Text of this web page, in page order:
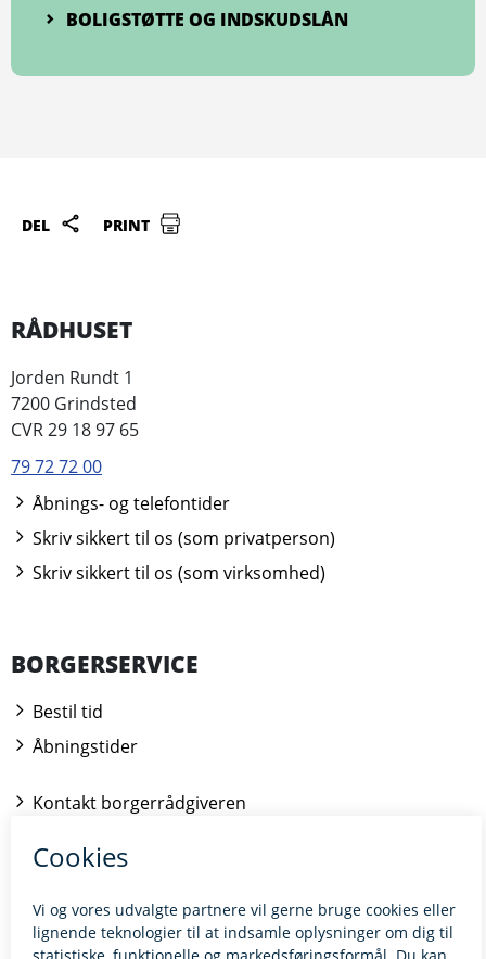
BOLIGSTØTTE OG INDSKUDSLÅN
DEL PRINT
RÅDHUSET
Jorden Rundt 1
7200 Grindsted
CVR 29 18 97 65
79 72 72 00
Åbnings- og telefontider
Skriv sikkert til os (som privatperson)
Skriv sikkert til os (som virksomhed)
BORGERSERVICE
Bestil tid
Åbningstider
Kontakt borgerrådgiveren
Tilgængelighedserklæring